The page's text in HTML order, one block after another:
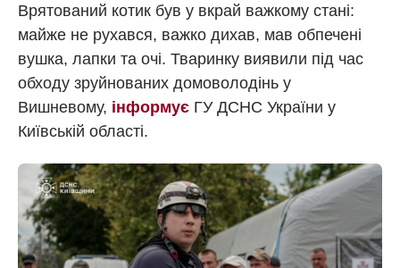
Врятований котик був у вкрай важкому стані:
майже не рухався, важко дихав, мав обпечені
вушка, лапки та очі. Тваринку виявили під час
обходу зруйнованих домоволодінь у
Вишневому, інформує ГУ ДСНС України у
Київській області.